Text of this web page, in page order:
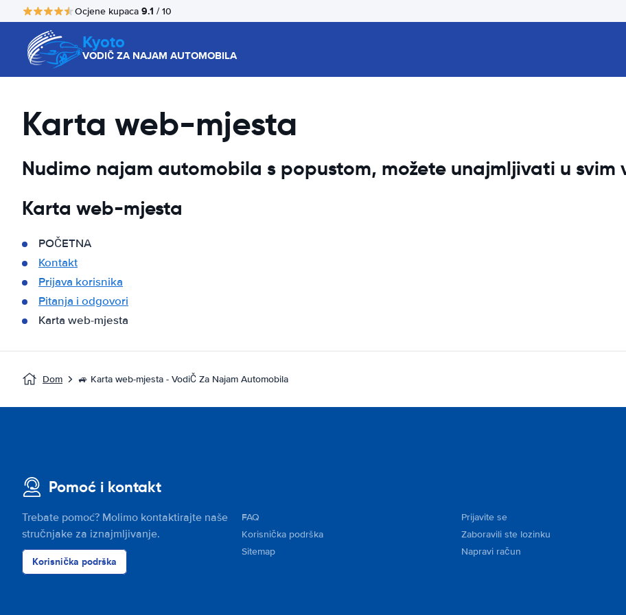
Ocjene kupaca 9.1 / 10
Kyoto
VODIČ ZA NAJAM AUTOMOBILA
Karta web-mjesta
Nudimo najam automobila s popustom, možete unajmljivati u svim
Karta web-mjesta
POČETNA
Kontakt
Prijava korisnika
Pitanja i odgovori
Karta web-mjesta
Dom 🚙 Karta web-mjesta - VodiČ Za Najam Automobila
Pomoć i kontakt
Trebate pomoć? Molimo kontaktirajte naše
stručnjake za iznajmljivanje.
Korisnička podrška
FAQ
Korisnička podrška
Sitemap
Prijavite se
Zaboravili ste lozinku
Napravi račun